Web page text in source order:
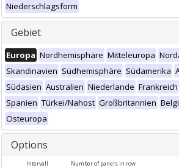
Niederschlagsform
Gebiet
Europa Nordhemisphäre Mitteleuropa
Skandinavien Südhemisphäre Südamerika
Südasien Australien Niederlande Frankreich
Spanien Türkei/Nahost Großbritannien
Osteuropa
Options
Intervall Number of panels in row